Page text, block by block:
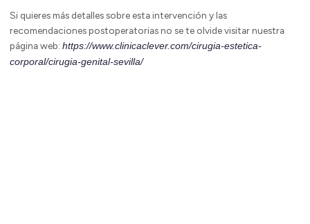
Si quieres más detalles sobre esta intervención y las
recomendaciones postoperatorias no se te olvide visitar nuestra
página web: https://www.clinicaclever.com/cirugia-estetica-
corporal/cirugia-genital-sevilla/